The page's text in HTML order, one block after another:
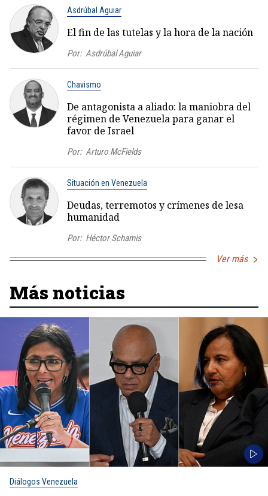
Asdrúbal Aguiar
El fin de las tutelas y la hora de la nación
Por: Asdrúbal Aguiar
Chavismo
De antagonista a aliado: la maniobra del
régimen de Venezuela para ganar el
favor de Israel
Por: Arturo McFields
Situación en Venezuela
Deudas, terremotos y crímenes de lesa
humanidad
Por: Héctor Schamis
Ver más
Más noticias
Diálogos Venezuela